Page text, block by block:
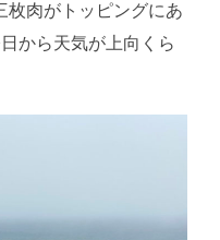
枚肉がトッピングにあ
から天気が上向くら